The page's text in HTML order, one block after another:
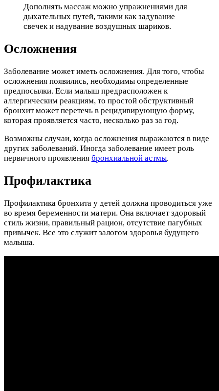
Дополнять массаж можно упражнениями для
дыхательных путей, такими как задувание
свечек и надувание воздушных шариков.
Осложнения
Заболевание может иметь осложнения. Для того, чтобы
осложнения появились, необходимы определенные
предпосылки. Если малыш предрасположен к
аллергическим реакциям, то простой обструктивный
бронхит может перетечь в рецидивирующую форму,
которая проявляется часто, несколько раз за год.
Возможны случаи, когда осложнения выражаются в виде
других заболеваний. Иногда заболевание имеет роль
первичного проявления бронхиальной астмы.
Профилактика
Профилактика бронхита у детей должна проводиться уже
во время беременности матери. Она включает здоровый
стиль жизни, правильный рацион, отсутствие пагубных
привычек. Все это служит залогом здоровья будущего
малыша.